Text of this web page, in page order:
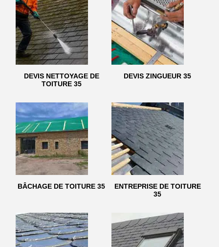
DEVIS NETTOYAGE DE
TOITURE 35
DEVIS ZINGUEUR 35
BÂCHAGE DE TOITURE 35
ENTREPRISE DE TOITURE
35